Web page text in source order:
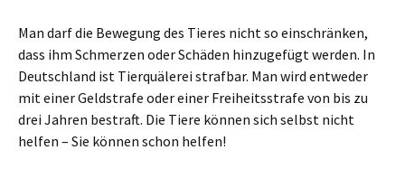
Man darf die Bewegung des Tieres nicht so einschränken,
dass ihm Schmerzen oder Schäden hinzugefügt werden. In
Deutschland ist Tierquälerei strafbar. Man wird entweder
mit einer Geldstrafe oder einer Freiheitsstrafe von bis zu
drei Jahren bestraft. Die Tiere können sich selbst nicht
helfen – Sie können schon helfen!